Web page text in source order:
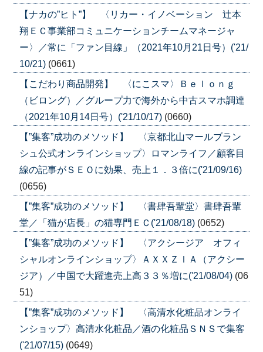
【ナカの”ヒト”】 〈リカー・イノベーション 辻本
翔ＥＣ事業部コミュニケーションチームマネージャ
ー〉／常に「ファン目線」（2021年10月21日号）('21/
10/21) (0661)
【こだわり商品開発】 〈にこスマ〉Ｂｅｌｏｎｇ
（ビロング）／グループ力で海外から中古スマホ調達
（2021年10月14日号）('21/10/17) (0660)
【”集客”成功のメソッド】 〈京都北山マールブラン
シュ公式オンラインショップ〉ロマンライフ／顧客目
線の記事がＳＥＯに効果、売上１．３倍に('21/09/16)
(0656)
【”集客”成功のメソッド】 〈書肆吾輩堂〉書肆吾輩
堂／「猫が店長」の猫専門ＥＣ('21/08/18) (0652)
【”集客”成功のメソッド】 〈アクシージア オフィ
シャルオンラインショップ〉ＡＸＸＺＩＡ（アクシー
ジア）／中国で大躍進売上高３３％増に('21/08/04) (06
51)
【”集客”成功のメソッド】 〈高清水化粧品オンライ
ンショップ〉高清水化粧品／酒の化粧品ＳＮＳで集客
('21/07/15) (0649)